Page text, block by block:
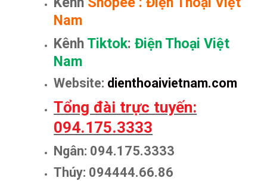
Nam
Kênh Tiktok:Điện Thoại Việt
Nam
Website: dienthoaivietnam.com
Tổng đài trực tuyến:
094.175.3333
Ngân: 094.175.3333
Thúy: 094444.66.86